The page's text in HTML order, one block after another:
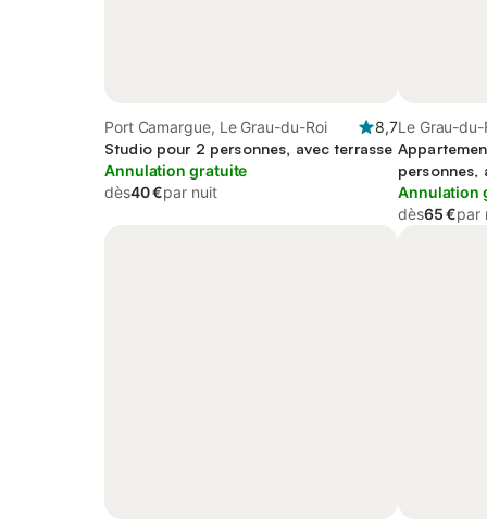
Port Camargue, Le Grau-du-Roi
8,7
Studio pour 2 personnes, avec terrasse
Annulation gratuite
dès40 €par nuit
Le Grau-du-
personnes,
Annulation
dès65 €par